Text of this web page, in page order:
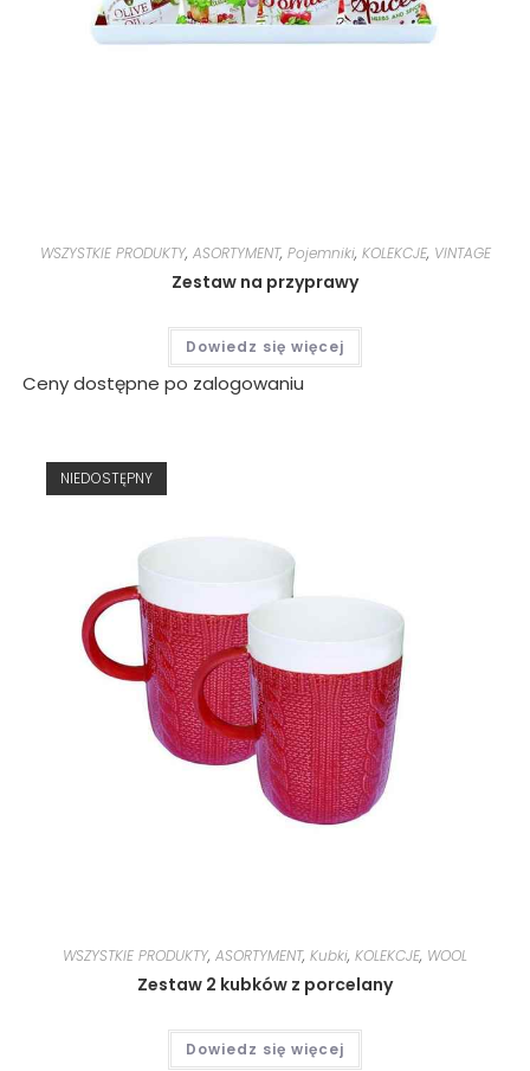
WSZYSTKIE PRODUKTY, ASORTYMENT, Pojemniki, KOLEKCJE, VINTAGE
Zestaw na przyprawy
Dowiedz się więcej
Ceny dostępne po zalogowaniu
NIEDOSTĘPNY
WSZYSTKIE PRODUKTY, ASORTYMENT, Kubki, KOLEKCJE, WOOL
Zestaw 2 kubków z porcelany
Dowiedz się więcej